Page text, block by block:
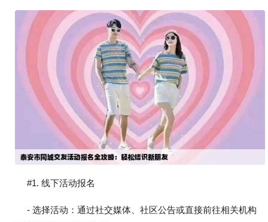
#1. 线下活动报名
- 选择活动：通过社交媒体、社区公告或直接前往相关机构